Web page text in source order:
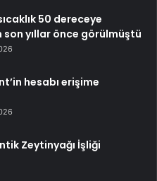
50 dereceye
son yıllar önce görülmüştü
hesabı erişime
Zeytinyağı İşliği